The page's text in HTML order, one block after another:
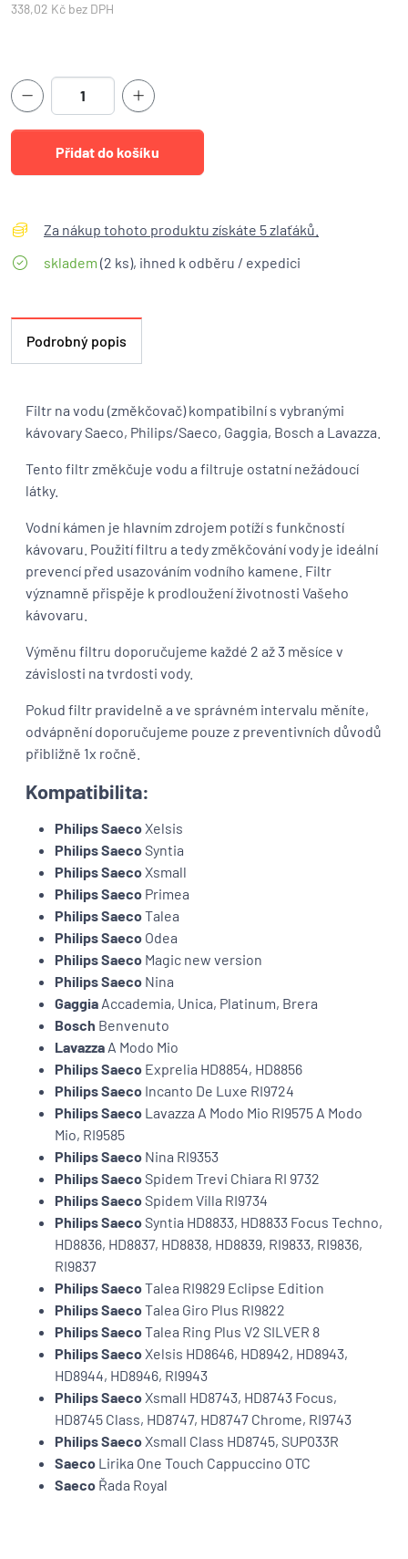
338,02 Kč bez DPH
Za nákup tohoto produktu získáte 5 zlaťáků.
skladem (2 ks), ihned k odběru / expedici
Podrobný popis
Filtr na vodu (změkčovač) kompatibilní s vybranými
kávovary Saeco, Philips/Saeco, Gaggia, Bosch a Lavazza.
Tento filtr změkčuje vodu a filtruje ostatní nežádoucí
látky.
Vodní kámen je hlavním zdrojem potíží s funkčností
kávovaru. Použití filtru a tedy změkčování vody je ideální
prevencí před usazováním vodního kamene. Filtr
významně přispěje k prodloužení životnosti Vašeho
kávovaru.
Výměnu filtru doporučujeme každé 2 až 3 měsíce v
závislosti na tvrdosti vody.
Pokud filtr pravidelně a ve správném intervalu měníte,
odvápnění doporučujeme pouze z preventivních důvodů
přibližně 1x ročně.
Kompatibilita:
Philips SaecoXelsis
Philips SaecoSyntia
Philips SaecoXsmall
Philips Saeco Primea
Philips SaecoTalea
Philips Saeco Odea
Philips Saeco Magic new version
Philips Saeco Nina
Gaggia Accademia, Unica, Platinum, Brera
Bosch Benvenuto
Lavazza A Modo Mio
Philips Saeco Exprelia HD8854, HD8856
Philips Saeco Incanto De Luxe RI9724
Philips Saeco Lavazza A Modo Mio RI9575 A Modo
Mio, RI9585
Philips Saeco Nina RI9353
Philips SaecoSpidem Trevi Chiara RI 9732
Philips SaecoSpidem Villa RI9734
Philips SaecoSyntia HD8833, HD8833 Focus Techno,
HD8836, HD8837, HD8838, HD8839, RI9833, RI9836,
RI9837
Philips SaecoTalea RI9829 Eclipse Edition
Philips SaecoTalea Giro Plus RI9822
Philips SaecoTalea Ring Plus V2 SILVER 8
Philips SaecoXelsis HD8646, HD8942, HD8943,
HD8944, HD8946, RI9943
Philips SaecoXsmall HD8743, HD8743 Focus,
HD8745 Class, HD8747, HD8747 Chrome, RI9743
Philips SaecoXsmall Class HD8745, SUP033R
Saeco Lirika One Touch Cappuccino OTC
Saeco Řada Royal